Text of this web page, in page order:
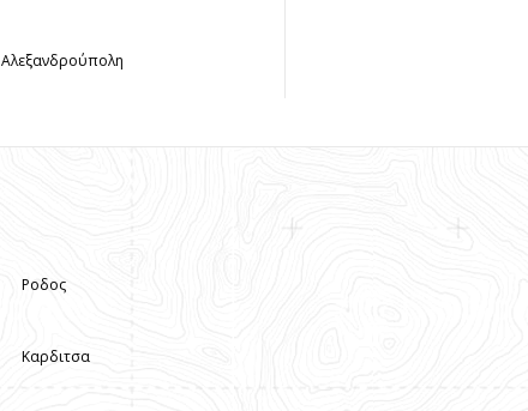
Αλεξανδρούπολη
Ροδος
Καρδιτσα